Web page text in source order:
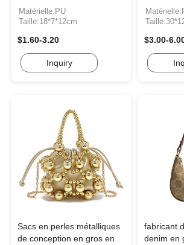
Matérielle:PU
Taille:18*7*12cm
$1.60-3.20
Inquiry
$3.00-
Sacs en perles métalliques
de conception en gros en
fabricant
denim en